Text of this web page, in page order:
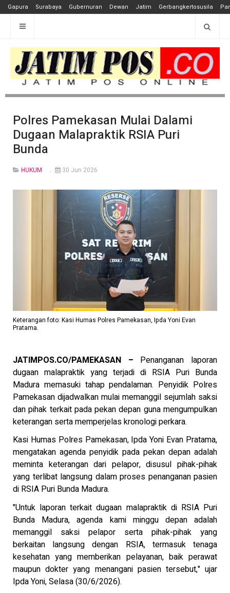
Gapura Surabaya Gubernuran Dewan Jatim Gerbangkertosusila
Polres Pamekasan Mulai Dalami
Dugaan Malapraktik RSIA Puri
Bunda
HUKUM 30 Jun 2026
Keterangan foto: Kasi Humas Polres Pamekasan, Ipda Yoni Evan
Pratama.
JATIMPOS.CO/PAMEKASAN – Penanganan laporan
dugaan malapraktik yang terjadi di RSIA Puri Bunda
Madura memasuki tahap pendalaman. Penyidik Polres
Pamekasan dijadwalkan mulai memanggil sejumlah saksi
dan pihak terkait pada pekan depan guna mengumpulkan
keterangan serta memperjelas kronologi perkara.
Kasi Humas Polres Pamekasan, Ipda Yoni Evan Pratama,
mengatakan agenda penyidik pada pekan depan adalah
meminta keterangan dari pelapor, disusul pihak-pihak
yang terlibat langsung dalam proses penanganan pasien
di RSIA Puri Bunda Madura.
"Untuk laporan terkait dugaan malapraktik di RSIA Puri
Bunda Madura, agenda kami minggu depan adalah
memanggil saksi pelapor serta pihak-pihak yang
berkaitan langsung dengan RSIA, termasuk tenaga
kesehatan yang memberikan pelayanan, baik perawat
maupun dokter yang menangani pasien tersebut," ujar
Ipda Yoni, Selasa (30/6/2026).